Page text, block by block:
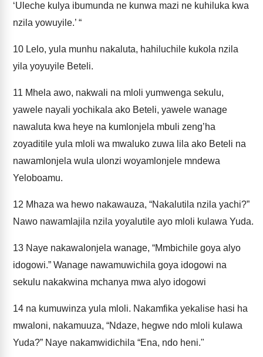
‘Uleche kulya ibumunda ne kunwa mazi ne kuhiluka kwa
nzila yowuyile.’ “
10 Lelo, yula munhu nakaluta, hahiluchile kukola nzila
yila yoyuyile Beteli.
11 Mhela awo, nakwali na mloli yumwenga sekulu,
yawele nayali yochikala ako Beteli, yawele wanage
nawaluta kwa heye na kumlonjela mbuli zeng’ha
zoyaditile yula mloli wa mwaluko zuwa lila ako Beteli na
nawamlonjela wula ulonzi woyamlonjele mndewa
Yeloboamu.
12 Mhaza wa hewo nakawauza, “Nakalutila nzila yachi?”
Nawo nawamlajila nzila yoyalutile ayo mloli kulawa Yuda.
13 Naye nakawalonjela wanage, “Mmbichile goya alyo
idogowi.” Wanage nawamuwichila goya idogowi na
sekulu nakakwina mchanya mwa alyo idogowi
14 na kumuwinza yula mloli. Nakamfika yekalise hasi ha
mwaloni, nakamuuza, “Ndaze, hegwe ndo mloli kulawa
Yuda?” Naye nakamwidichila “Ena, ndo heni."